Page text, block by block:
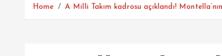
Home A Milli Takım kadrosu açıklandı!